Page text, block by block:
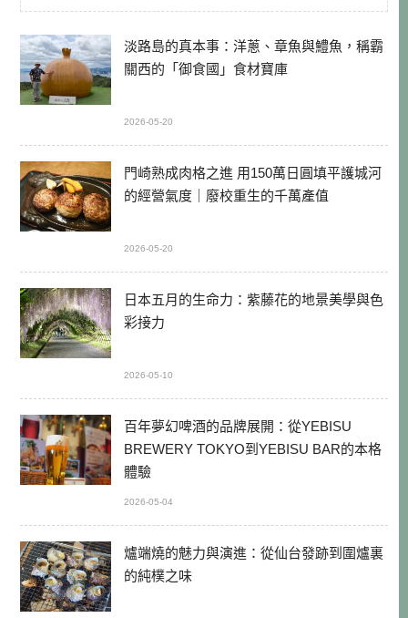
淡路島的真本事：洋蔥、章魚與鱧魚，稱霸
關西的「御食國」食材寶庫
2026-05-20
門崎熟成肉格之進 用150萬日圓填平護城河
的經營氣度｜廢校重生的千萬產值
2026-05-20
日本五月的生命力：紫藤花的地景美學與色
彩接力
2026-05-10
百年夢幻啤酒的品牌展開：從YEBISU
BREWERY TOKYO到YEBISU BAR的本格
體驗
2026-05-04
爐端燒的魅力與演進：從仙台發跡到圍爐裏
的純樸之味